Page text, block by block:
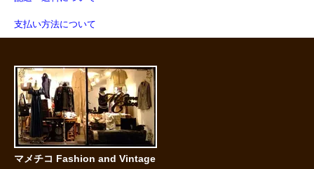
支払い方法について
マメチコ Fashion and Vintage